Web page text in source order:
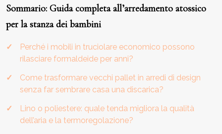
Sommario: Guida completa all’arredamento atossico
per la stanza dei bambini
Perché i mobili in truciolare economico possono
rilasciare formaldeide per anni?
Come trasformare vecchi pallet in arredi di design
senza far sembrare casa una discarica?
Lino o poliestere: quale tenda migliora la qualità
dell’aria e la termoregolazione?